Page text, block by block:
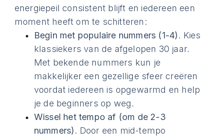
energiepeil consistent blijft en iedereen een
moment heeft om te schitteren:
Begin met populaire nummers (1-4). Kies
klassiekers van de afgelopen 30 jaar.
Met bekende nummers kun je
makkelijker een gezellige sfeer creëren
voordat iedereen is opgewarmd en help
je de beginners op weg.
Wissel het tempo af (om de 2-3
nummers). Door een mid-tempo